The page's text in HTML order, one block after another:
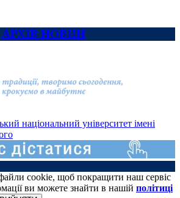
АРХІВ НОВИН
національний університет імені
cookie, щоб покращити наш сервіс
ви можете знайти в нашій політиці